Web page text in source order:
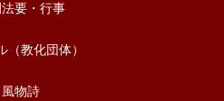
要・行事
（教化団体）
風物詩